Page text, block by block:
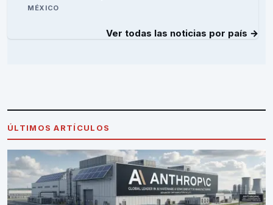
MÉXICO
Ver todas las noticias por país →
ÚLTIMOS ARTÍCULOS